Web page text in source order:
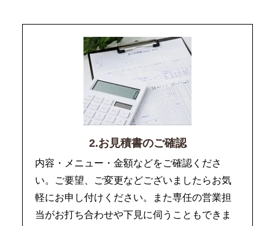
2.お見積書のご確認
内容・メニュー・金額などをご確認くださ
い。ご要望、ご変更などございましたらお気
軽にお申し付けください。また専任の営業担
当がお打ち合わせや下見に伺うこともできま